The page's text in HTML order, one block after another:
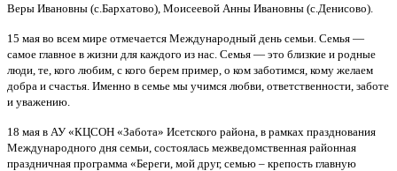
Веры Ивановны (с.Бархатово), Моисеевой Анны Ивановны (с.Денисово).
15 мая во всем мире отмечается Международный день семьи. Семья —
самое главное в жизни для каждого из нас. Семья — это близкие и родные
люди, те, кого любим, с кого берем пример, о ком заботимся, кому желаем
добра и счастья. Именно в семье мы учимся любви, ответственности, заботе
и уважению.
18 мая в АУ «КЦСОН «Забота» Исетского района, в рамках празднования
Международного дня семьи, состоялась межведомственная районная
праздничная программа «Береги, мой друг, семью – крепость главную